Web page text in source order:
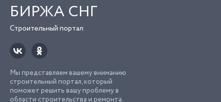
БИРЖА СНГ
Строительный портал
Мы представляем вашему вниманию
строительный портал, который
поможет решить вашу проблему в
области строительства и ремонта.